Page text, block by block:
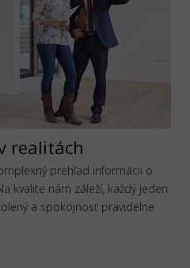
realitách
prehľad informácii o
kvalite nám záleží, každý jeden
a spokojnosť pravidelne